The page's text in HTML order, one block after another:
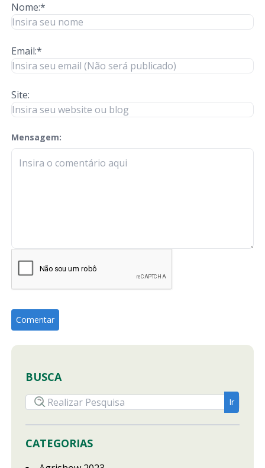
Nome:*
Email:*
Site:
Mensagem:
check-terms
BUSCA
CATEGORIAS